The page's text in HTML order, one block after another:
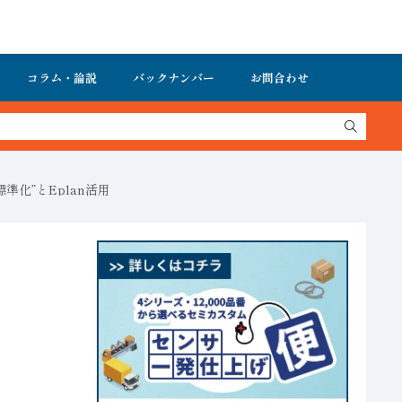
コラム・論説 バックナンバー お問合わせ
準化”とEplan活用